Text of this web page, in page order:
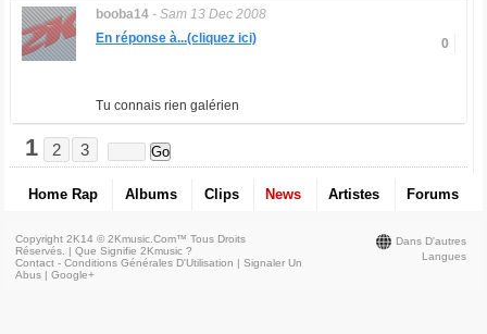
booba14- Sam 13 Dec 2008
0
En réponse à...(cliquez ici)
Tu connais rien galérien
1 2 3
Home Rap Albums Clips News Artistes Forums
Dans D'autres
Langues
Copyright 2K14 © 2Kmusic.com™Tous Droits
Réservés . |Que Signifie 2Kmusic ?
Contact - Conditions Générales D'Utilisation |Signaler Un
Abus |Google+